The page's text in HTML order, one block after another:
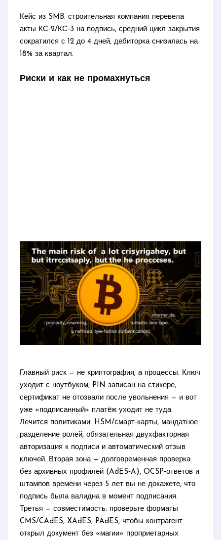
Кейс из SMB: строительная компания перевела
акты КС‑2/КС‑3 на подпись, средний цикл закрытия
сократился с 12 до 4 дней, дебиторка снизилась на
18% за квартал.
Риски и как не промахнуться
Главный риск — не криптография, а процессы. Ключ
уходит с ноутбуком, PIN записан на стикере,
сертификат не отозвали после увольнения — и вот
уже «подписанный» платёж уходит не туда.
Лечится политиками: HSM/смарт‑карты, мандатное
разделение ролей, обязательная двухфакторная
авторизация к подписи и автоматический отзыв
ключей. Вторая зона — долговременная проверка:
без архивных профилей (AdES‑A), OCSP‑ответов и
штампов времени через 5 лет вы не докажете, что
подпись была валидна в момент подписания.
Третья — совместимость: проверьте форматы
CMS/CAdES, XAdES, PAdES, чтобы контрагент
открыл документ без «магии» проприетарных